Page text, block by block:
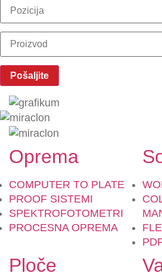
Oprema
COMPUTER TO PLATE
PROOF SISTEMI
SPEKTROFOTOMETRI
PROCESNA OPREMA
Ploče